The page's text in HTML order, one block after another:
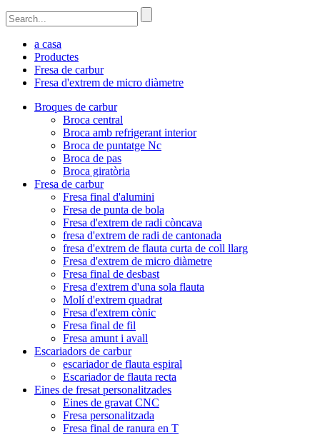
a casa
Productes
Fresa de carbur
Fresa d'extrem de micro diàmetre
Broques de carbur
Broca central
Broca amb refrigerant interior
Broca de puntatge Nc
Broca de pas
Broca giratòria
Fresa de carbur
Fresa final d'alumini
Fresa de punta de bola
Fresa d'extrem de radi còncava
fresa d'extrem de radi de cantonada
fresa d'extrem de flauta curta de coll llarg
Fresa d'extrem de micro diàmetre
Fresa final de desbast
Fresa d'extrem d'una sola flauta
Molí d'extrem quadrat
Fresa d'extrem cònic
Fresa final de fil
Fresa amunt i avall
Escariadors de carbur
escariador de flauta espiral
Escariador de flauta recta
Eines de fresat personalitzades
Eines de gravat CNC
Fresa personalitzada
Fresa final de ranura en T